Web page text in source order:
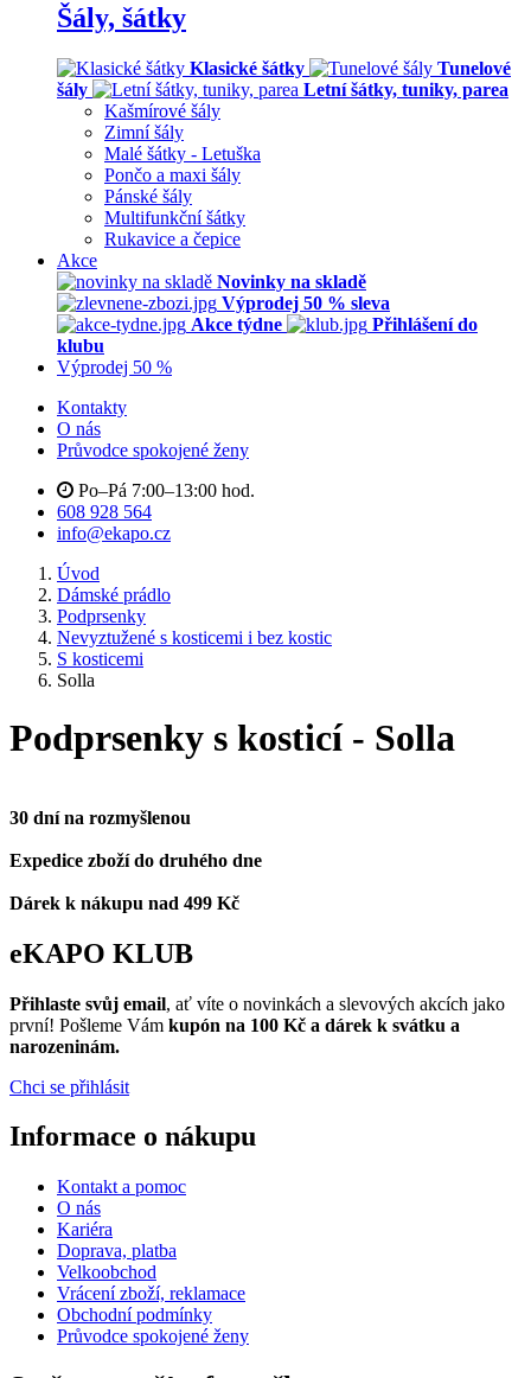
Šály, šátky
Klasické šátky
Tunelové
šály
Letní šátky, tuniky, parea
Kašmírové šály
Zimní šály
Malé šátky - Letuška
Pončo a maxi šály
Pánské šály
Multifunkční šátky
Rukavice a čepice
Akce
Novinky na skladě
Výprodej 50 % sleva
Akce týdne
Přihlášení do
klubu
Výprodej 50 %
Kontakty
O nás
Průvodce spokojené ženy
Po–Pá 7:00–13:00 hod.
608 928 564
info@ekapo.cz
Úvod
Dámské prádlo
Podprsenky
Nevyztužené s kosticemi i bez kostic
S kosticemi
Solla
Podprsenky s kosticí - Solla
30 dní na rozmyšlenou
Expedice zboží do druhého dne
Dárek k nákupu nad 499 Kč
eKAPO KLUB
Přihlaste svůj email, ať víte o novinkách a slevových akcích jako
první! Pošleme Vám kupón na 100 Kč a dárek k svátku a
narozeninám.
Chci se přihlásit
Informace o nákupu
Kontakt a pomoc
O nás
Kariéra
Doprava, platba
Velkoobchod
Vrácení zboží, reklamace
Obchodní podmínky
Průvodce spokojené ženy